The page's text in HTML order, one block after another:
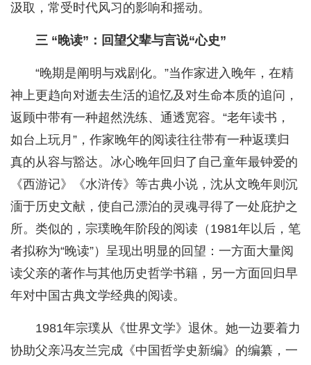
汲取，常受时代风习的影响和摇动。
三 “晚读”：回望父辈与言说“心史”
“晚期是阐明与戏剧化。”当作家进入晚年，在精
神上更趋向对逝去生活的追忆及对生命本质的追问，
返顾中带有一种超然洗练、通透宽容。“老年读书，
如台上玩月”，作家晚年的阅读往往带有一种返璞归
真的从容与豁达。冰心晚年回归了自己童年最钟爱的
《西游记》《水浒传》等古典小说，沈从文晚年则沉
湎于历史文献，使自己漂泊的灵魂寻得了一处庇护之
所。类似的，宗璞晚年阶段的阅读（1981年以后，笔
者拟称为“晚读”）呈现出明显的回望：一方面大量阅
读父亲的著作与其他历史哲学书籍，另一方面回归早
年对中国古典文学经典的阅读。
1981年宗璞从《世界文学》退休。她一边要着力
协助父亲冯友兰完成《中国哲学史新编》的编纂，一